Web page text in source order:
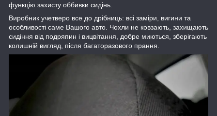
функцію захисту оббивки сидінь.
Виробник учетверо все до дрібниць: всі заміри, вигини та
особливості саме Вашого авто. Чохли не ковзають, захищають
сидіння від подряпин і вицвітання, добре миються, зберігають
колишній вигляд, після багаторазового прання.